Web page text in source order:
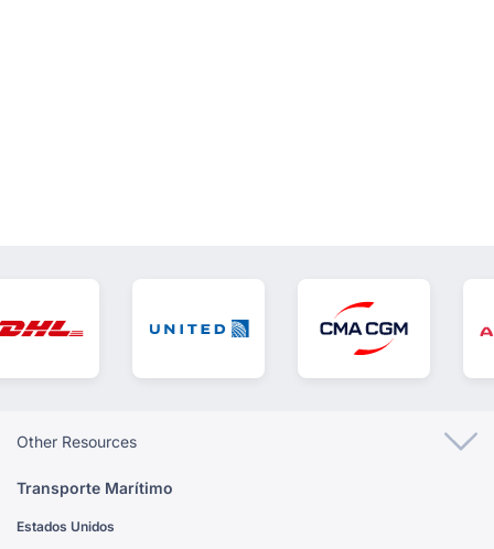
Other Resources
Transporte Marítimo
Estados Unidos